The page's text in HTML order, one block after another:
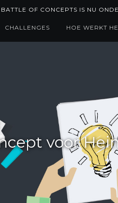
voor
BATTLE OF CONCEPTS IS NU
CHALLENGES HOE WERKT